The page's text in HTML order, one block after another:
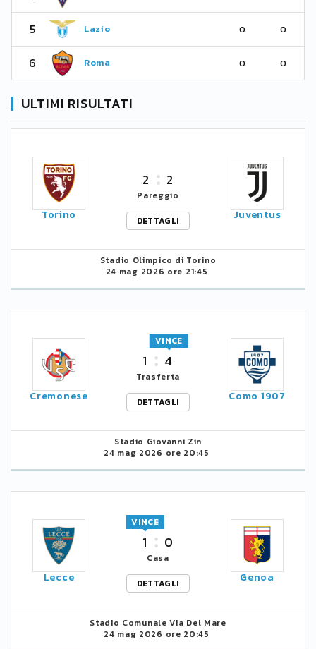
5 Lazio 0 0
6 Roma 0 0
ULTIMI RISULTATI
Torino
2 2
Pareggio
DETTAGLI
Juventus
Stadio Olimpico di Torino
24 mag 2026 ore 21:45
Cremonese
1 4
VINCE
Trasferta
DETTAGLI
Como 1907
Stadio Giovanni Zin
24 mag 2026 ore 20:45
Lecce
1
VINCE
0
Casa
DETTAGLI
Genoa
Stadio Comunale Via Del Mare
24 mag 2026 ore 20:45